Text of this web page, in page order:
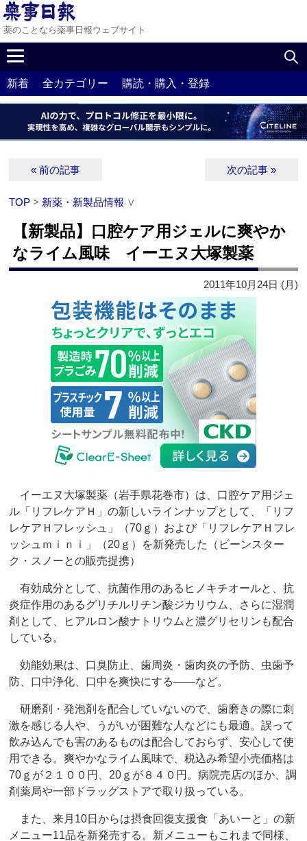
薬のことなら薬事日報ウェブサイト
新着 全カテゴリー 購読・購入・登録
« 前の記事 次の記事 »
TOP > 新薬・新製品情報 ∨
【新製品】口腔ケア用ジェルに爽やか
なライム風味 イーエヌ大塚製薬
2011年10月24日 (月)
イーエヌ大塚製薬（岩手県花巻市）は、口腔ケア用ジェ
ル「リフレケアＨ」の新しいラインナップとして、「リフ
レケアＨフレッシュ」（70ｇ）および「リフレケアＨフレ
ッシュｍｉｎｉ」（20ｇ）を新発売した（ビーンスター
ク・スノーとの販売提携）
有効成分として、抗菌作用のあるヒノキチオールと、抗
炎症作用のあるグリチルリチン酸ジカリウム、さらに湿潤
剤として、ヒアルロン酸ナトリウムと濃グリセリンも配合
している。
効能効果は、口臭防止、歯周炎・歯肉炎の予防、虫歯予
防、口中浄化、口中を爽快にする――など。
研磨剤・発泡剤を配合していないので、歯磨きの際に刺
激を感じる人や、うがいが困難な人などにも最適。誤って
飲み込んでも害のあるものは配合しておらず、安心して使
用できる。爽やかなライム風味で、税込み希望小売価格は
70ｇが２１００円、20ｇが８４０円。病院売店のほか、調
剤薬局や一部ドラッグストアで取り扱っている。
また、来月10日からは摂食回復支援食「あいーと」の新
メニュー11品を新発売する。新メニューもこれまで同様、